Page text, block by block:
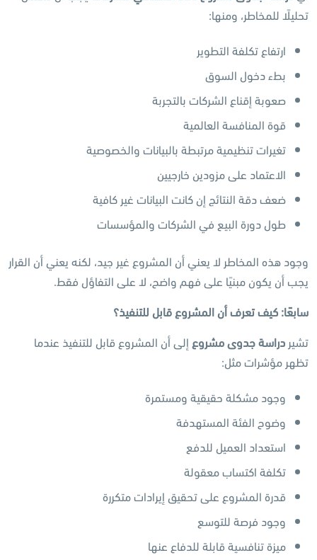
تحليلًا للمخاطر، ومنها:
ارتفاع تكلفة التطوير
بطء دخول السوق
صعوبة إقناع الشركات بالتجربة
قوة المنافسة العالمية
تغيرات تنظيمية مرتبطة بالبيانات والخصوصية
الاعتماد على مزودين خارجيين
ضعف دقة النتائج إن كانت البيانات غير كافية
طول دورة البيع في الشركات والمؤسسات
وجود هذه المخاطر لا يعني أن المشروع غير جيد، لكنه يعني أن القرار
يجب أن يكون مبنيًا على فهم واضح، لا على التفاؤل فقط.
سابعًا: كيف تعرف أن المشروع قابل للتنفيذ؟
تشير دراسة جدوى مشروع إلى أن المشروع قابل للتنفيذ عندما
تظهر مؤشرات مثل:
وجود مشكلة حقيقية ومستمرة
وضوح الفئة المستهدفة
استعداد العميل للدفع
تكلفة اكتساب معقولة
قدرة المشروع على تحقيق إيرادات متكررة
وجود فرصة للتوسع
ميزة تنافسية قابلة للدفاع عنها